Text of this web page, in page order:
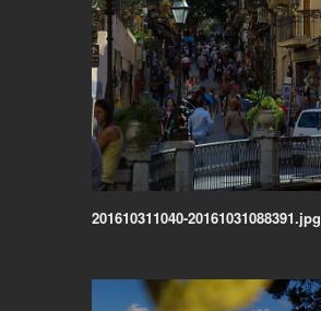
201610311040-20161031088391.jpg